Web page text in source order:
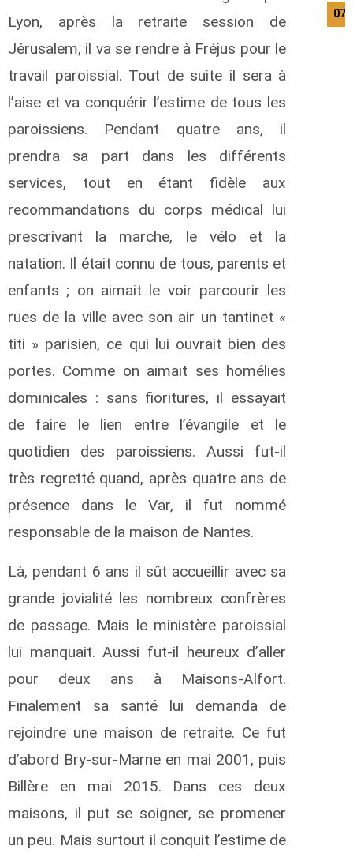
Lyon, après la retraite session de
Jérusalem, il va se rendre à Fréjus pour le
travail paroissial. Tout de suite il sera à
l’aise et va conquérir l’estime de tous les
paroissiens. Pendant quatre ans, il
prendra sa part dans les différents
services, tout en étant fidèle aux
recommandations du corps médical lui
prescrivant la marche, le vélo et la
natation. Il était connu de tous, parents et
enfants ; on aimait le voir parcourir les
rues de la ville avec son air un tantinet «
titi » parisien, ce qui lui ouvrait bien des
portes. Comme on aimait ses homélies
dominicales : sans fioritures, il essayait
de faire le lien entre l’évangile et le
quotidien des paroissiens. Aussi fut-il
très regretté quand, après quatre ans de
présence dans le Var, il fut nommé
responsable de la maison de Nantes.
Là, pendant 6 ans il sût accueillir avec sa
grande jovialité les nombreux confrères
de passage. Mais le ministère paroissial
lui manquait. Aussi fut-il heureux d’aller
pour deux ans à Maisons-Alfort.
Finalement sa santé lui demanda de
rejoindre une maison de retraite. Ce fut
d’abord Bry-sur-Marne en mai 2001, puis
Billère en mai 2015. Dans ces deux
maisons, il put se soigner, se promener
un peu. Mais surtout il conquit l’estime de
07/